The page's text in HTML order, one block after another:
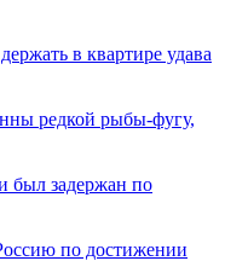
в квартире удава
редкой рыбы-фугу,
был задержан по
по достижении